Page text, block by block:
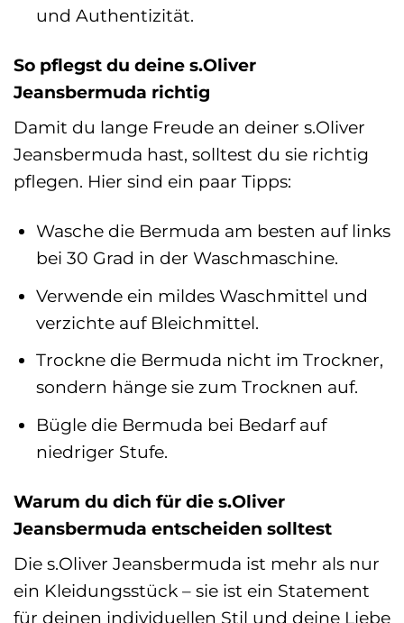
und Authentizität.
So pflegst du deine s.Oliver
Jeansbermuda richtig
Damit du lange Freude an deiner s.Oliver
Jeansbermuda hast, solltest du sie richtig
pflegen. Hier sind ein paar Tipps:
Wasche die Bermuda am besten auf links
bei 30 Grad in der Waschmaschine.
Verwende ein mildes Waschmittel und
verzichte auf Bleichmittel.
Trockne die Bermuda nicht im Trockner,
sondern hänge sie zum Trocknen auf.
Bügle die Bermuda bei Bedarf auf
niedriger Stufe.
Warum du dich für die s.Oliver
Jeansbermuda entscheiden solltest
Die s.Oliver Jeansbermuda ist mehr als nur
ein Kleidungsstück – sie ist ein Statement
für deinen individuellen Stil und deine Liebe